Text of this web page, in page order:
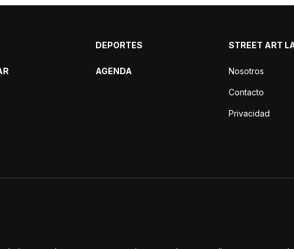
DEPORTES
AGENDA
STREET ART
Nosotros
Contacto
Privacidad